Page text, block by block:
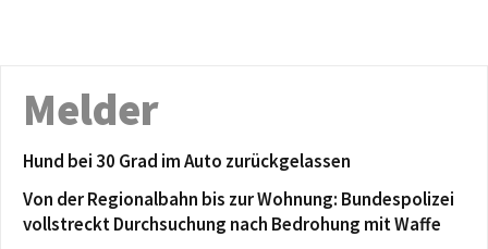
Melder
Hund bei 30 Grad im Auto zurückgelassen
Von der Regionalbahn bis zur Wohnung: Bundespolizei
vollstreckt Durchsuchung nach Bedrohung mit Waffe